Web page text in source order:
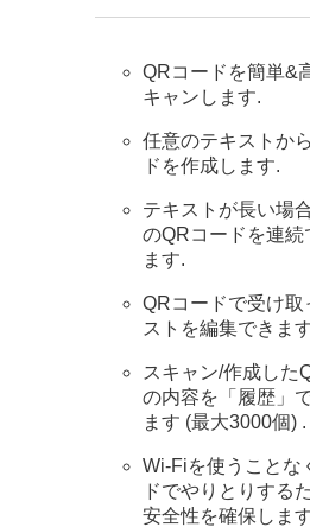
QRコードを簡単&
キャンします.
任意のテキストか
ドを作成します.
テキストが長い場
のQRコードを連続
ます.
QRコードで受け取
ストを編集できま
スキャン/作成した
の内容を「履歴」
ます (最大3000個) .
Wi-Fiを使うことな
ドでやりとりする
安全性を確保しま